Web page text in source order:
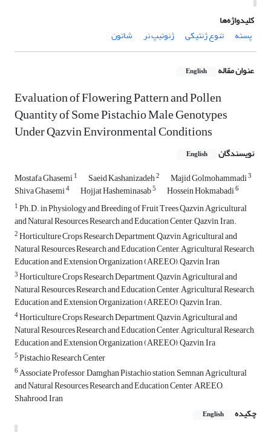
کلیدواژه‌ها
پسته
تنوع ژنتیکی ژنوتیپ نر شاتون
عنوان مقاله English
Evaluation of Flowering Pattern and Pollen
Quantity of Some Pistachio Male Genotypes
Under Qazvin Environmental Conditions
نویسندگان English
Mostafa Ghasemi1 Saeid Kashanizadeh2 Majid Golmohammadi3
Shiva Ghasemi4 Hojjat Hasheminasab5 Hossein Hokmabadi6
1Ph.D. in Physiology and Breeding of Fruit Trees Qazvin Agricultural
and Natural Resources Research and Education Center, Qazvin, Iran.
2Horticulture Crops Research Department, Qazvin Agricultural and
Natural Resources Research and Education Center, Agricultural Research,
Education and Extension Organization (AREEO), Qazvin, Iran
3Horticulture Crops Research Department, Qazvin Agricultural and
Natural Resources Research and Education Center, Agricultural Research,
Education and Extension Organization (AREEO), Qazvin, Iran.
4Horticulture Crops Research Department, Qazvin Agricultural and
Natural Resources Research and Education Center, Agricultural Research,
Education and Extension Organization (AREEO), Qazvin, Ira
5Pistachio Research Center
6Associate Professor, Damghan Pistachio station, Semnan Agricultural
and Natural Resources Research and Education Center, AREEO,
Shahrood, Iran
چکیده
English